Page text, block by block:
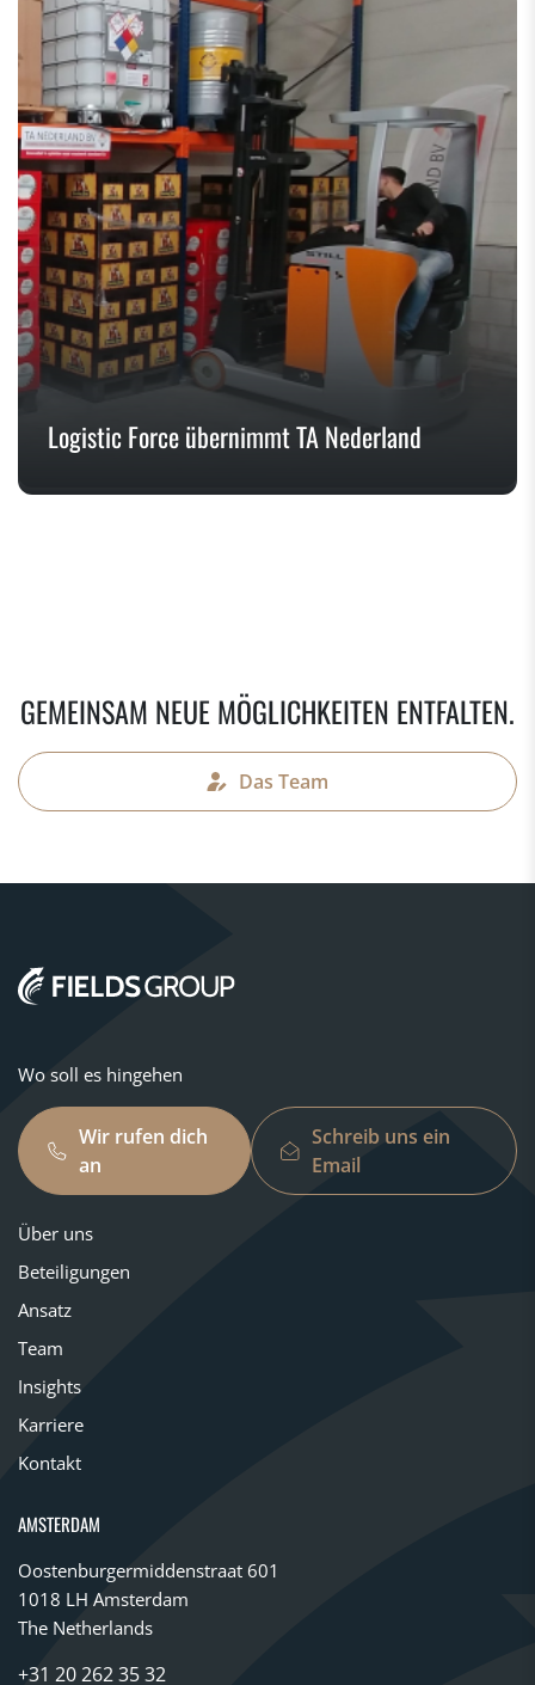
Logistic Force übernimmt TA Nederland
GEMEINSAM NEUE MÖGLICHKEITEN ENTFALTEN.
Das Team
Wo soll es hingehen
Wir rufen dich
an
Schreib uns ein
Email
Über uns
Beteiligungen
Ansatz
Team
Insights
Karriere
Kontakt
AMSTERDAM
Oostenburgermiddenstraat 601
1018 LH Amsterdam
The Netherlands
+31 20 262 35 32